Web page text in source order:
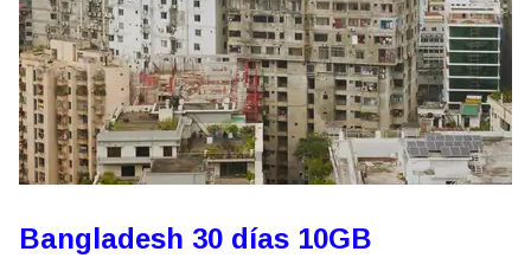
Bangladesh 30 días 10GB